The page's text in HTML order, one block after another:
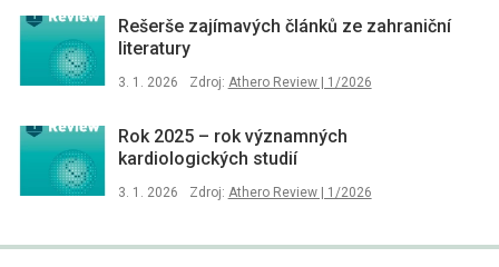
Rešerše zajímavých článků ze zahraniční
literatury
3. 1. 2026 Zdroj: Athero Review | 1/2026
Rok 2025 –⁠ rok významných
kardiologických studií
3. 1. 2026 Zdroj: Athero Review | 1/2026